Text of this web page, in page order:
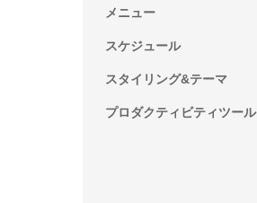
メニュー
スケジュール
スタイリング&テーマ
プロダクティビティツール